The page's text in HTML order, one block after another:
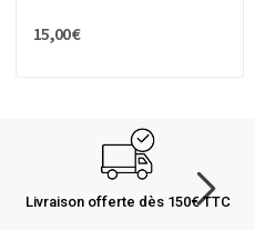
15,00 €
Livraison offerte dès 150€ TTC